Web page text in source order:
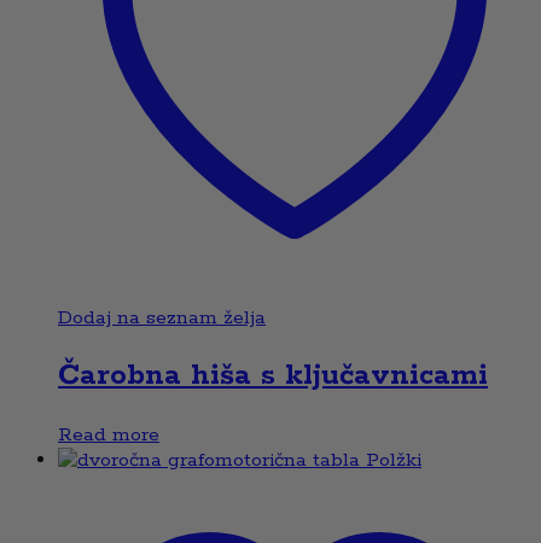
Dodaj na seznam želja
Čarobna hiša s ključavnicami
Read more